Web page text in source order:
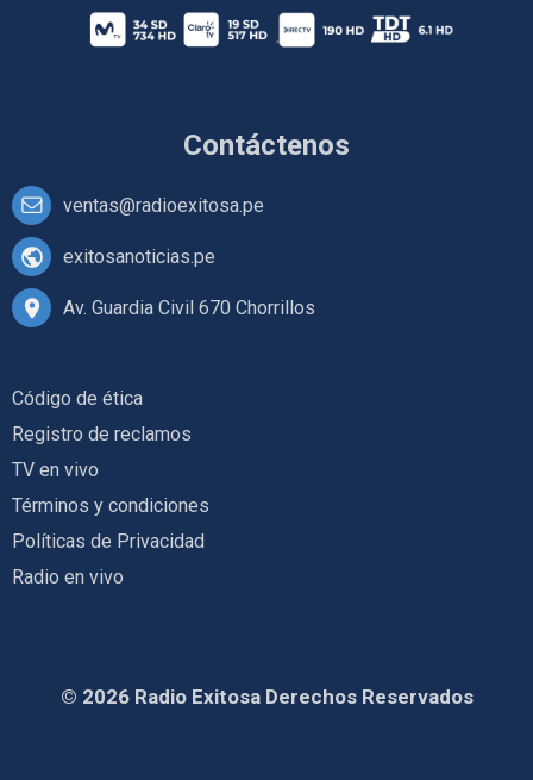
Contáctenos
ventas@radioexitosa.pe
exitosanoticias.pe
Av. Guardia Civil 670 Chorrillos
Código de ética
Registro de reclamos
TV en vivo
Términos y condiciones
Políticas de Privacidad
Radio en vivo
© 2026 Radio Exitosa Derechos Reservados